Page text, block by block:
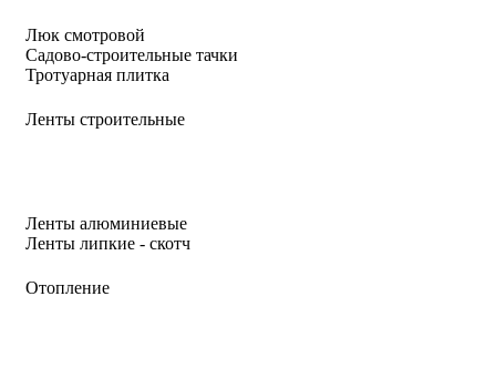
Люк смотровой
Садово-строительные тачки
Тротуарная плитка
Ленты строительные
Ленты алюминиевые
Ленты липкие - скотч
Отопление